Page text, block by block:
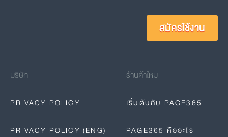
สมัครใช้งาน
บริษัท
PRIVACY POLICY
PRIVACY POLICY (ENG)
ร้านค้าใหม่
เริ่มต้นกับ PAGE365
PAGE365 คืออะไร